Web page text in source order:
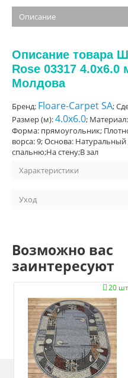
Описание
Описание товара
Rose 03317 4.0x6.0
Молдова
Бренд: Floare-Carpet SA;
Размер (м):4.0x6.0;
Форма: прямоугольник;
ворса: 9; Основа:
спальню;На стену;В зал
Характеристики
Уход
Возможно вас
заинтересуют
20
